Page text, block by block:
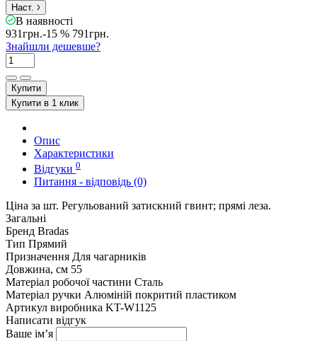
Наст.
В наявності
931грн.-15 % 791грн.
Знайшли дешевше?
Купити
Купити в 1 клик
Опис
Характеристики
Відгуки 0
Питання - відповідь (0)
Ціна за шт. Регульований затискний гвинт; прямі леза.
Загальні
Бренд Bradas
Тип Прямий
Призначення Для чагарників
Довжина, см 55
Матеріал робочої частини Сталь
Матеріал ручки Алюміній покритий пластиком
Артикул виробника KT-W1125
Написати відгук
Ваше ім’я